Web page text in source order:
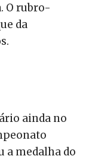
O rubro-
da
ainda no
a medalha do